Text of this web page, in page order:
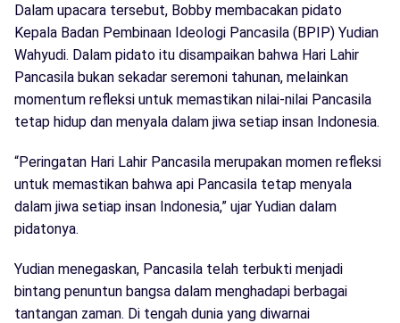
Dalam upacara tersebut, Bobby membacakan pidato
Kepala Badan Pembinaan Ideologi Pancasila (BPIP) Yudian
Wahyudi. Dalam pidato itu disampaikan bahwa Hari Lahir
Pancasila bukan sekadar seremoni tahunan, melainkan
momentum refleksi untuk memastikan nilai-nilai Pancasila
tetap hidup dan menyala dalam jiwa setiap insan Indonesia.
“Peringatan Hari Lahir Pancasila merupakan momen refleksi
untuk memastikan bahwa api Pancasila tetap menyala
dalam jiwa setiap insan Indonesia,” ujar Yudian dalam
pidatonya.
Yudian menegaskan, Pancasila telah terbukti menjadi
bintang penuntun bangsa dalam menghadapi berbagai
tantangan zaman. Di tengah dunia yang diwarnai